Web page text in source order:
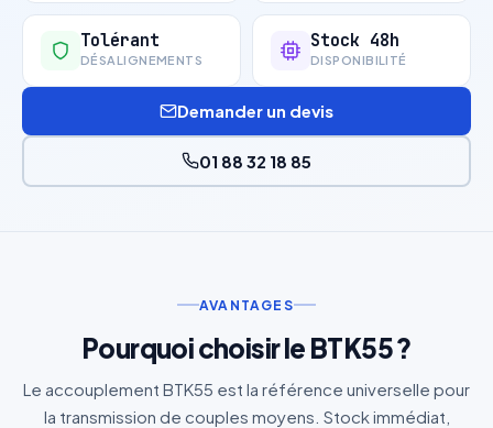
Tolérant
DÉSALIGNEMENTS
Stock 48h
DISPONIBILITÉ
Demander un devis
01 88 32 18 85
AVANTAGES
Pourquoi choisir le BTK55 ?
Le accouplement BTK55 est la référence universelle pour
la transmission de couples moyens. Stock immédiat,